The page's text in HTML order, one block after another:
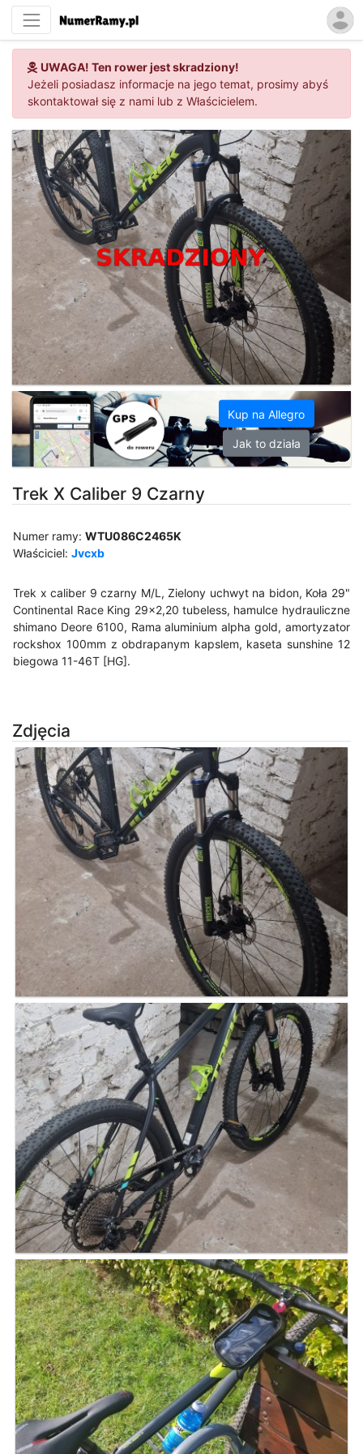
UWAGA! Ten rower jest skradziony!
Jeżeli posiadasz informacje na jego temat, prosimy abyś
skontaktował się z nami lub z Właścicielem.
Kup na Allegro
Jak to działa
Trek X Caliber 9 Czarny
Numer ramy:WTU086C2465K
Właściciel:Jvcxb
Trek x caliber 9 czarny M/L, Zielony uchwyt na bidon, Koła 29"
Continental Race King 29x2,20 tubeless, hamulce hydrauliczne
shimano Deore 6100, Rama aluminium alpha gold, amortyzator
rockshox 100mm z obdrapanym kapslem, kaseta sunshine 12
biegowa 11-46T [HG].
Zdjęcia